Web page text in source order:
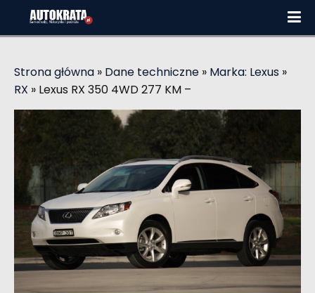
Strona główna » Dane techniczne » Marka: Lexus »
RX » Lexus RX 350 4WD 277 KM –